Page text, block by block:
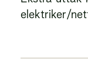
elektriker/